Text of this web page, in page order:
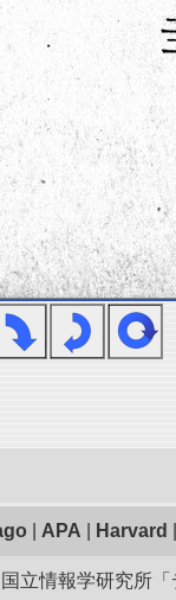
APA Harvard
国立情報学研究所